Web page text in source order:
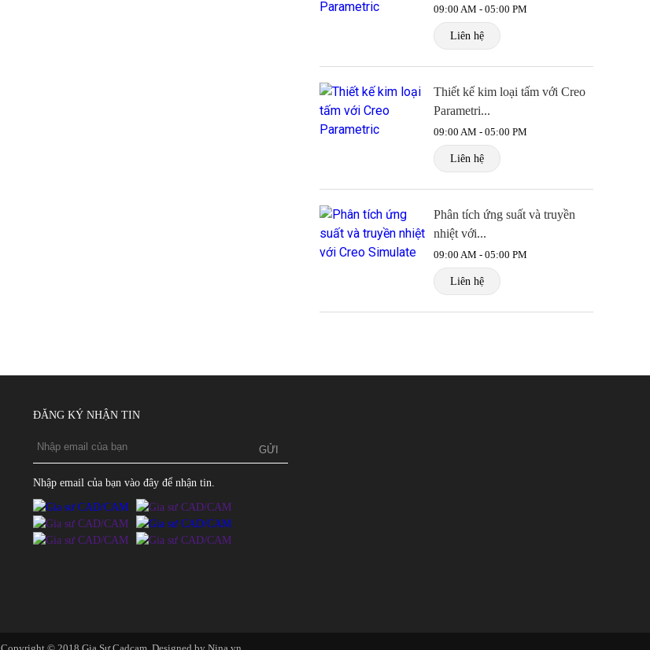
09:00 AM - 05:00 PM
Liên hệ
Thiết kế kim loại tấm với Creo
Parametri...
09:00 AM - 05:00 PM
Liên hệ
Phân tích ứng suất và truyền
nhiệt với...
09:00 AM - 05:00 PM
Liên hệ
ĐĂNG KÝ NHẬN TIN
Nhập email của bạn vào đây để nhận tin.